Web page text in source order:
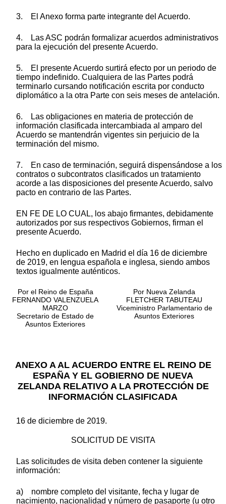
3. El Anexo forma parte integrante del Acuerdo.
4. Las ASC podrán formalizar acuerdos administrativos
para la ejecución del presente Acuerdo.
5. El presente Acuerdo surtirá efecto por un periodo de
tiempo indefinido. Cualquiera de las Partes podrá
terminarlo cursando notificación escrita por conducto
diplomático a la otra Parte con seis meses de antelación.
6. Las obligaciones en materia de protección de
información clasificada intercambiada al amparo del
Acuerdo se mantendrán vigentes sin perjuicio de la
terminación del mismo.
7. En caso de terminación, seguirá dispensándose a los
contratos o subcontratos clasificados un tratamiento
acorde a las disposiciones del presente Acuerdo, salvo
pacto en contrario de las Partes.
EN FE DE LO CUAL, los abajo firmantes, debidamente
autorizados por sus respectivos Gobiernos, firman el
presente Acuerdo.
Hecho en duplicado en Madrid el día 16 de diciembre
de 2019, en lengua española e inglesa, siendo ambos
textos igualmente auténticos.
Por el Reino de España
FERNANDO VALENZUELA
MARZO
Secretario de Estado de
Asuntos Exteriores
Por Nueva Zelanda
FLETCHER TABUTEAU
Viceministro Parlamentario de
Asuntos Exteriores
ANEXO A AL ACUERDO ENTRE EL REINO DE
ESPAÑA Y EL GOBIERNO DE NUEVA
ZELANDA RELATIVO A LA PROTECCIÓN DE
INFORMACIÓN CLASIFICADA
16 de diciembre de 2019.
SOLICITUD DE VISITA
Las solicitudes de visita deben contener la siguiente
información:
a) nombre completo del visitante, fecha y lugar de
nacimiento, nacionalidad y número de pasaporte (u otro